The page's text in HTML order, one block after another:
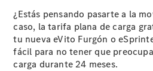
Mercedes-
Benz​
¿Estás pensando pasarte a la
caso, la tarifa plana de carga
tu nueva eVito Furgón o
fácil para no tener que
carga durante 24 meses.